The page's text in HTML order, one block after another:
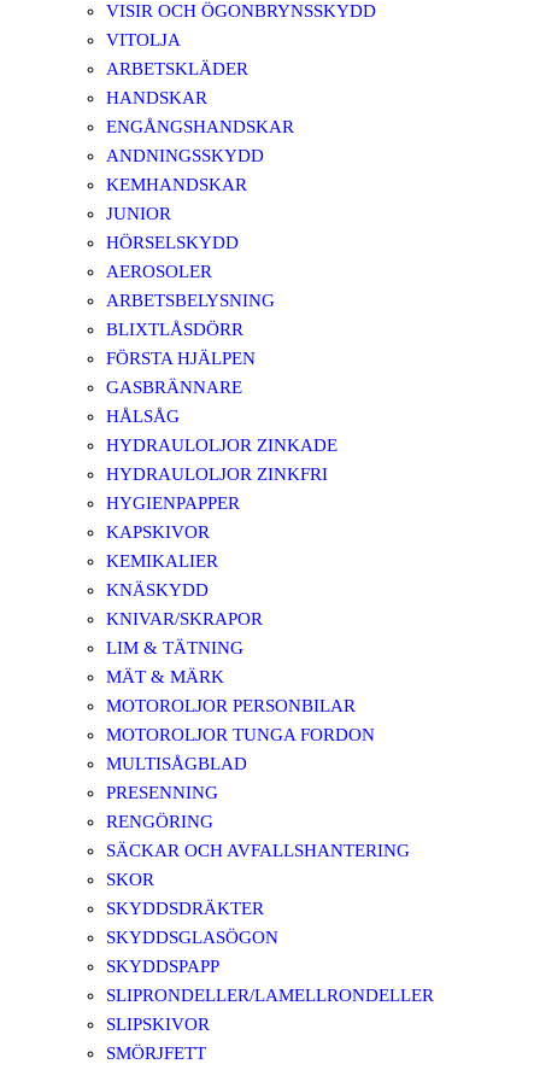
VISIR OCH ÖGONBRYNSSKYDD
VITOLJA
ARBETSKLÄDER
HANDSKAR
ENGÅNGSHANDSKAR
ANDNINGSSKYDD
KEMHANDSKAR
JUNIOR
HÖRSELSKYDD
AEROSOLER
ARBETSBELYSNING
BLIXTLÅSDÖRR
FÖRSTA HJÄLPEN
GASBRÄNNARE
HÅLSÅG
HYDRAULOLJOR ZINKADE
HYDRAULOLJOR ZINKFRI
HYGIENPAPPER
KAPSKIVOR
KEMIKALIER
KNÄSKYDD
KNIVAR/SKRAPOR
LIM & TÄTNING
MÄT & MÄRK
MOTOROLJOR PERSONBILAR
MOTOROLJOR TUNGA FORDON
MULTISÅGBLAD
PRESENNING
RENGÖRING
SÄCKAR OCH AVFALLSHANTERING
SKOR
SKYDDSDRÄKTER
SKYDDSGLASÖGON
SKYDDSPAPP
SLIPRONDELLER/LAMELLRONDELLER
SLIPSKIVOR
SMÖRJFETT